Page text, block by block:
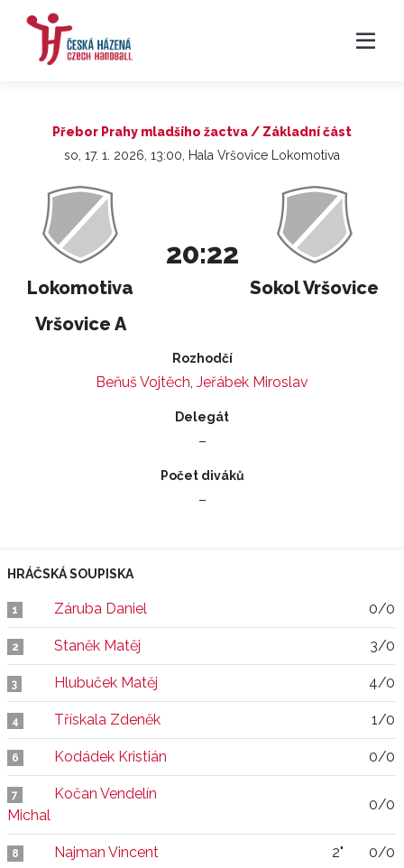
Přebor Prahy mladšího žactva / Základní část
so, 17. 1. 2026, 13:00, Hala Vršovice Lokomotiva
Lokomotiva
Vršovice A
20:22
Sokol Vršovice
Rozhodčí
Beňuš Vojtěch, Jeřábek Miroslav
Delegát
–
Počet diváků
–
HRÁČSKÁ SOUPISKA
1 Záruba Daniel 0/0
2 Staněk Matěj 3/0
3 Hlubuček Matěj 4/0
4 Třískala Zdeněk 1/0
6 Kodádek Kristián 0/0
7
Kočan Vendelín
Michal
0/0
8 Najman Vincent 2" 0/0